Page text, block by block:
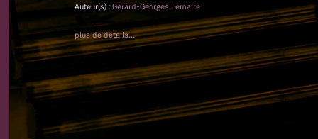
Auteur(s) :Gérard-Georges Lemaire
plus de détails...